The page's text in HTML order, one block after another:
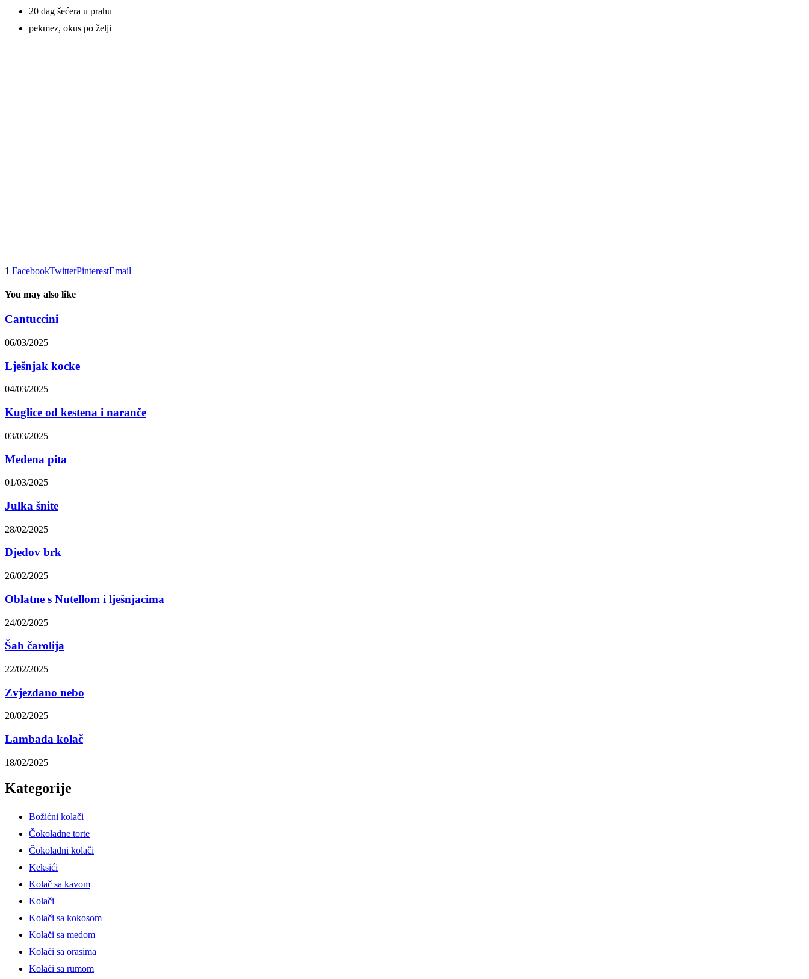
20 dag šećera u prahu
pekmez, okus po želji
1 FacebookTwitterPinterestEmail
You may also like
Cantuccini
06/03/2025
Lješnjak kocke
04/03/2025
Kuglice od kestena i naranče
03/03/2025
Medena pita
01/03/2025
Julka šnite
28/02/2025
Djedov brk
26/02/2025
Oblatne s Nutellom i lješnjacima
24/02/2025
Šah čarolija
22/02/2025
Zvjezdano nebo
20/02/2025
Lambada kolač
18/02/2025
Kategorije
Božićni kolači
Čokoladne torte
Čokoladni kolači
Keksići
Kolač sa kavom
Kolači
Kolači sa kokosom
Kolači sa medom
Kolači sa orasima
Kolači sa rumom